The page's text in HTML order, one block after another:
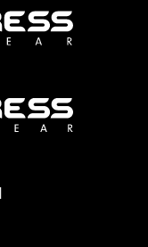
nárazy, poškozením a